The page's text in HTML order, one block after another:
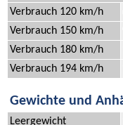
Verbrauch 120 km/h
Verbrauch 150 km/h
Verbrauch 180 km/h
Verbrauch 194 km/h
Gewichte und
Leergewicht